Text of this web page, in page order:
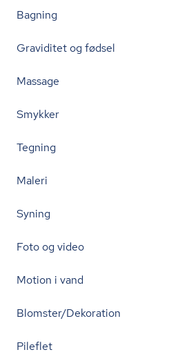
Bagning
Graviditet og fødsel
Massage
Smykker
Tegning
Maleri
Syning
Foto og video
Motion i vand
Blomster/Dekoration
Pileflet